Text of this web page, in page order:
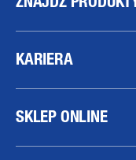
KARIERA
SKLEP ONLINE